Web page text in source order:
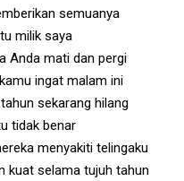
semuanya
milik saya
Anda mati dan pergi
ingat malam ini
sekarang hilang
tidak benar
menyakiti telingaku
kuat selama tujuh tahun